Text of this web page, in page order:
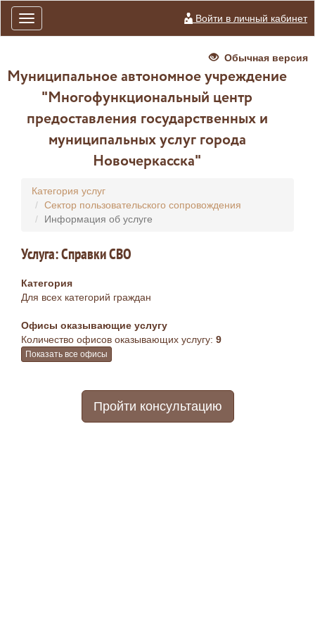
Toggle
navigation
Войти в личный кабинет
Обычная версия
Муниципальное автономное учреждение
"Многофункциональный центр
предоставления государственных и
муниципальных услуг города
Новочеркасска"
Категория услуг
Сектор пользовательского сопровождения
Информация об услуге
Услуга: Справки СВО
Категория
Для всех категорий граждан
Офисы оказывающие услугу
Количество офисов оказывающих услугу: 9
Показать все офисы
Пройти консультацию